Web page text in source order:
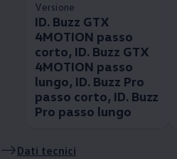
Versione
ID. Buzz GTX
4MOTION passo
corto, ID. Buzz GTX
4MOTION passo
lungo, ID. Buzz Pro
passo corto, ID. Buzz
Pro passo lungo
Dati tecnici